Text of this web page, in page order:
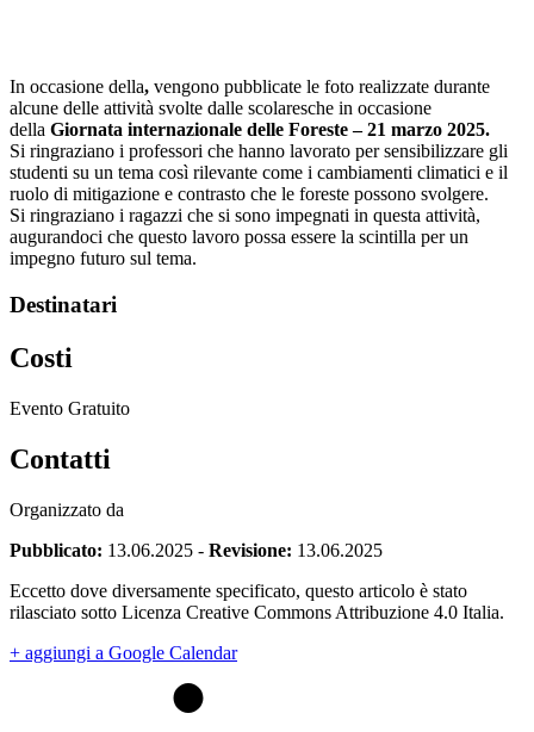
In occasione della, vengono pubblicate le foto realizzate durante
alcune delle attività svolte dalle scolaresche in occasione
della Giornata internazionale delle Foreste – 21 marzo 2025.
Si ringraziano i professori che hanno lavorato per sensibilizzare gli
studenti su un tema così rilevante come i cambiamenti climatici e il
ruolo di mitigazione e contrasto che le foreste possono svolgere.
Si ringraziano i ragazzi che si sono impegnati in questa attività,
augurandoci che questo lavoro possa essere la scintilla per un
impegno futuro sul tema.
Destinatari
Costi
Evento Gratuito
Contatti
Organizzato da
Pubblicato: 13.06.2025 - Revisione: 13.06.2025
Eccetto dove diversamente specificato, questo articolo è stato
rilasciato sotto Licenza Creative Commons Attribuzione 4.0 Italia.
+ aggiungi a Google Calendar